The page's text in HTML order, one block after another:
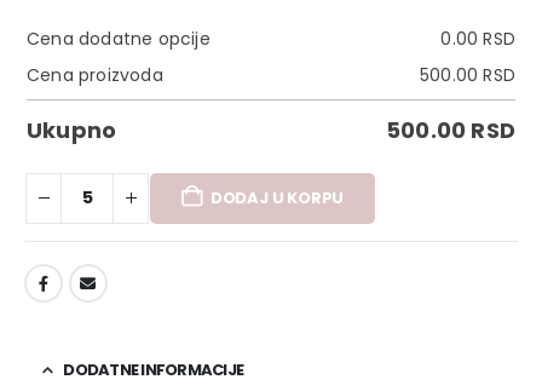
Cena dodatne opcije 0.00RSD
Cena proizvoda
500.00RSD
Ukupno 500.00 RSD
DODAJ U KORPU
DODATNE INFORMACIJE